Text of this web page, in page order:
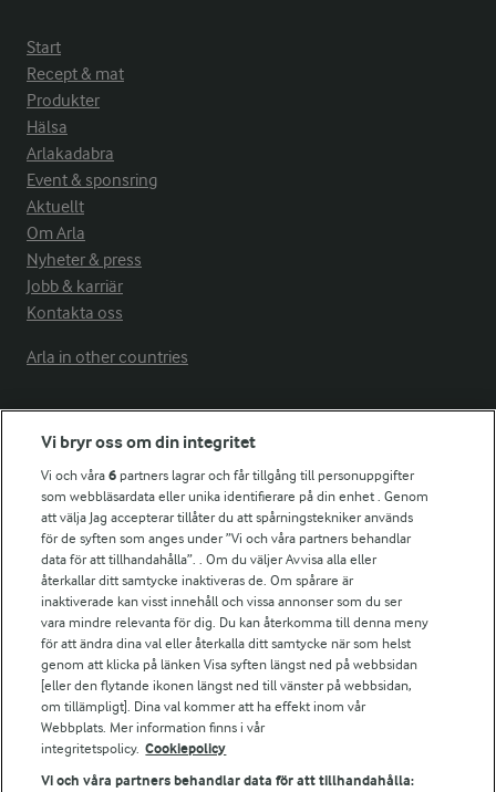
Start
Recept & mat
Produkter
Hälsa
Arlakadabra
Event & sponsring
Aktuellt
Om Arla
Nyheter & press
Jobb & karriär
Kontakta oss
Arla in other countries
Fler Arlasajter
För ägare
Arlas kundportal
Arla.com
Falbygdens Ost
Arla webbshop
Bildbank
Följ oss
Vi bryr oss om din integritet
Vi och våra6 partners lagrar och får tillgång till personuppgifter
som webbläsardata eller unika identifierare på din enhet . Genom
att välja Jag accepterar tillåter du att spårningstekniker används
för de syften som anges under ”Vi och våra partners behandlar
data för att tillhandahålla”. . Om du väljer Avvisa alla eller
återkallar ditt samtycke inaktiveras de. Om spårare är
inaktiverade kan visst innehåll och vissa annonser som du ser
vara mindre relevanta för dig. Du kan återkomma till denna meny
för att ändra dina val eller återkalla ditt samtycke när som helst
genom att klicka på länken Visa syften längst ned på webbsidan
[eller den flytande ikonen längst ned till vänster på webbsidan,
om tillämpligt]. Dina val kommer att ha effekt inom vår
Webbplats. Mer information finns i vår
integritetspolicy. Cookiepolicy
Vi och våra partners behandlar data för att tillhandahålla: